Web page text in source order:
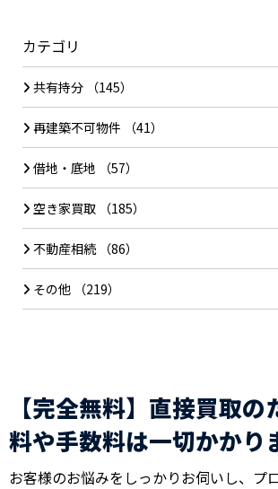
カテゴリ
共有持分 （145）
再建築不可物件 （41）
借地・底地 （57）
空き家買取 （185）
不動産相続（86）
その他 （219）
【完全無料】直接買取
料や手数料は一切かかり
お客様のお悩みをしっかりお伺いし、プ